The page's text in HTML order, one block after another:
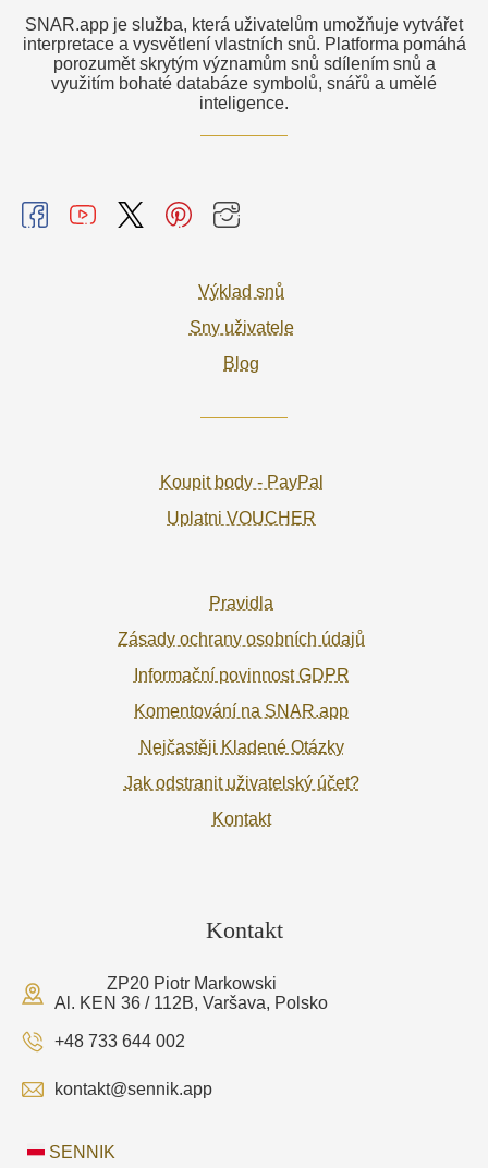
SNAR.app je služba, která uživatelům umožňuje vytvářet
interpretace a vysvětlení vlastních snů. Platforma pomáhá
porozumět skrytým významům snů sdílením snů a
využitím bohaté databáze symbolů, snářů a umělé
inteligence.
Výklad snů
Sny uživatele
Blog
Koupit body - PayPal
Uplatni VOUCHER
Pravidla
Zásady ochrany osobních údajů
Informační povinnost GDPR
Komentování na SNAR.app
Nejčastěji Kladené Otázky
Jak odstranit uživatelský účet?
Kontakt
Kontakt
ZP20 Piotr Markowski
Al. KEN 36 / 112B, Varšava, Polsko
+48 733 644 002
kontakt@sennik.app
SENNIK